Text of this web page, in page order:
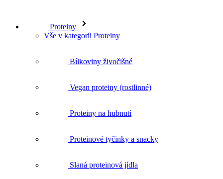
Proteiny
Vše v kategorii Proteiny
Bílkoviny živočišné
Vegan proteiny (rostlinné)
Proteiny na hubnutí
Proteinové tyčinky a snacky
Slaná proteinová jídla